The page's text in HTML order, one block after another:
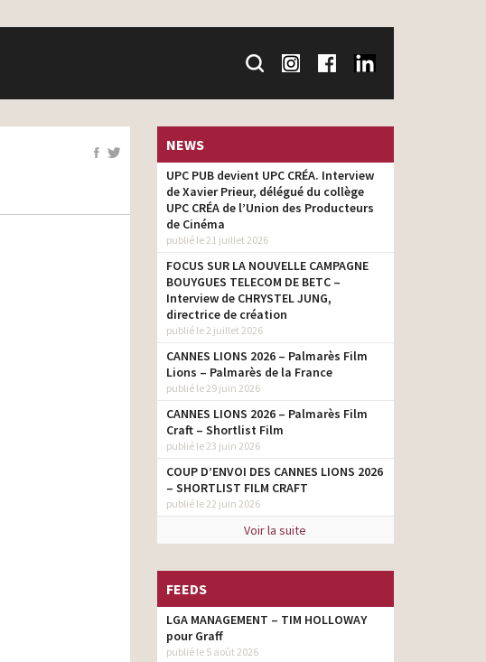
NEWS
UPC PUB devient UPC CRÉA. Interview
de Xavier Prieur, délégué du collège
UPC CRÉA de l’Union des Producteurs
de Cinéma
publié le 21 juillet 2026
FOCUS SUR LA NOUVELLE CAMPAGNE
BOUYGUES TELECOM DE BETC –
Interview de CHRYSTEL JUNG,
directrice de création
publié le 2 juillet 2026
CANNES LIONS 2026 – Palmarès Film
Lions – Palmarès de la France
publié le 29 juin 2026
CANNES LIONS 2026 – Palmarès Film
Craft – Shortlist Film
publié le 23 juin 2026
COUP D’ENVOI DES CANNES LIONS 2026
– SHORTLIST FILM CRAFT
publié le 22 juin 2026
Voir la suite
FEEDS
LGA MANAGEMENT – TIM HOLLOWAY
pour Graff
publié le 5 août 2026